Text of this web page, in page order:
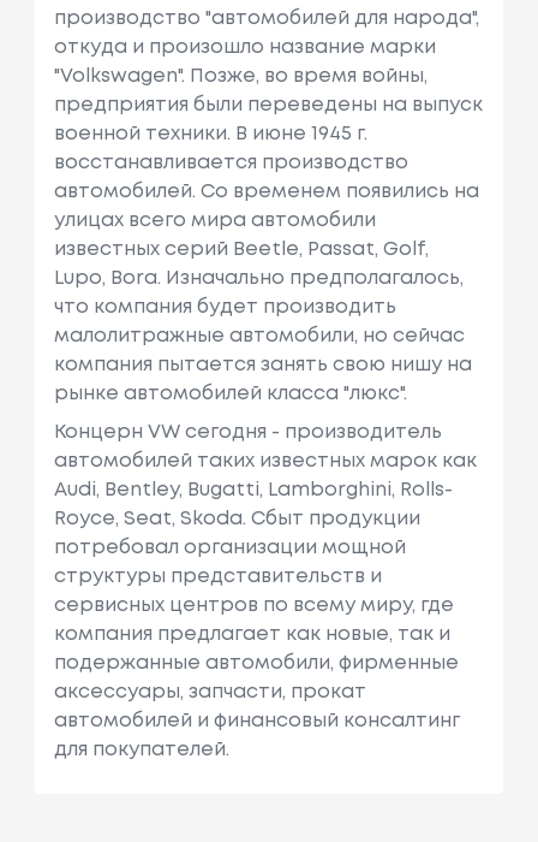
производство "автомобилей для народа",
откуда и произошло название марки
"Volkswagen". Позже, во время войны,
предприятия были переведены на выпуск
военной техники. В июне 1945 г.
восстанавливается производство
автомобилей. Cо временем появились на
улицах всего мира автомобили
известных серий Beetle, Passat, Golf,
Lupo, Bora. Изначально предполагалось,
что компания будет производить
малолитражные автомобили, но сейчас
компания пытается занять свою нишу на
рынке автомобилей класса "люкс".
Концерн VW сегодня - производитель
автомобилей таких известных марок как
Audi, Bentley, Bugatti, Lamborghini, Rolls-
Royce, Seat, Skoda. Сбыт продукции
потребовал организации мощной
структуры представительств и
сервисных центров по всему миру, где
компания предлагает как новые, так и
подержанные автомобили, фирменные
аксессуары, запчасти, прокат
автомобилей и финансовый консалтинг
для покупателей.